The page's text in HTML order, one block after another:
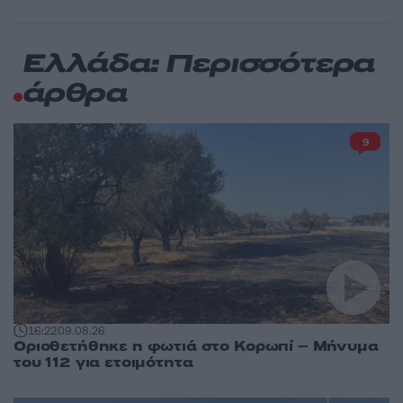
Ελλάδα: Περισσότερα
άρθρα
16:2209.08.26
Οριοθετήθηκε η φωτιά στο Κορωπί – Μήνυμα
του 112 για ετοιμότητα
9